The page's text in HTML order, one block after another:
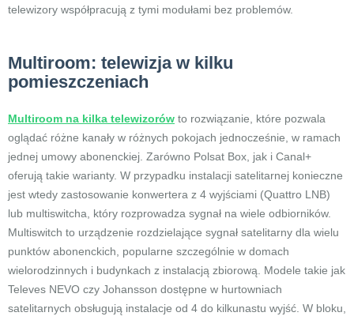
telewizory współpracują z tymi modułami bez problemów.
Multiroom: telewizja w kilku
pomieszczeniach
Multiroom na kilka telewizorów to rozwiązanie, które pozwala
oglądać różne kanały w różnych pokojach jednocześnie, w ramach
jednej umowy abonenckiej. Zarówno Polsat Box, jak i Canal+
oferują takie warianty. W przypadku instalacji satelitarnej konieczne
jest wtedy zastosowanie konwertera z 4 wyjściami (Quattro LNB)
lub multiswitcha, który rozprowadza sygnał na wiele odbiorników.
Multiswitch to urządzenie rozdzielające sygnał satelitarny dla wielu
punktów abonenckich, popularne szczególnie w domach
wielorodzinnych i budynkach z instalacją zbiorową. Modele takie jak
Televes NEVO czy Johansson dostępne w hurtowniach
satelitarnych obsługują instalacje od 4 do kilkunastu wyjść. W bloku,